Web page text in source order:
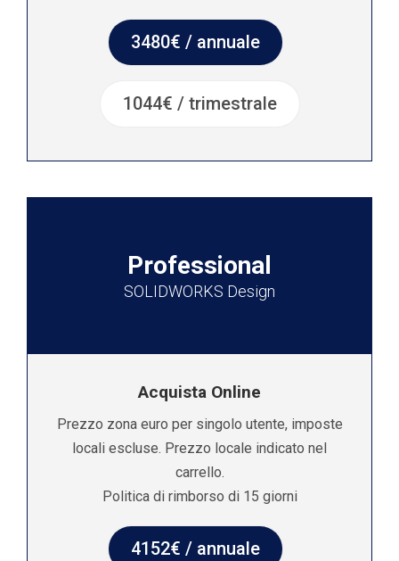
3480€ / annuale
1044€ / trimestrale
Professional
SOLIDWORKS Design
Acquista Online
Prezzo zona euro per singolo utente, imposte
locali escluse. Prezzo locale indicato nel
carrello.
Politica di rimborso di 15 giorni
4152€ / annuale